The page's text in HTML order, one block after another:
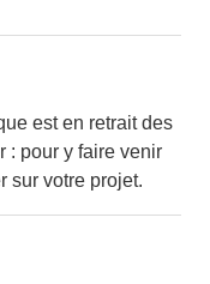
est en retrait des
: pour y faire venir
sur votre projet.